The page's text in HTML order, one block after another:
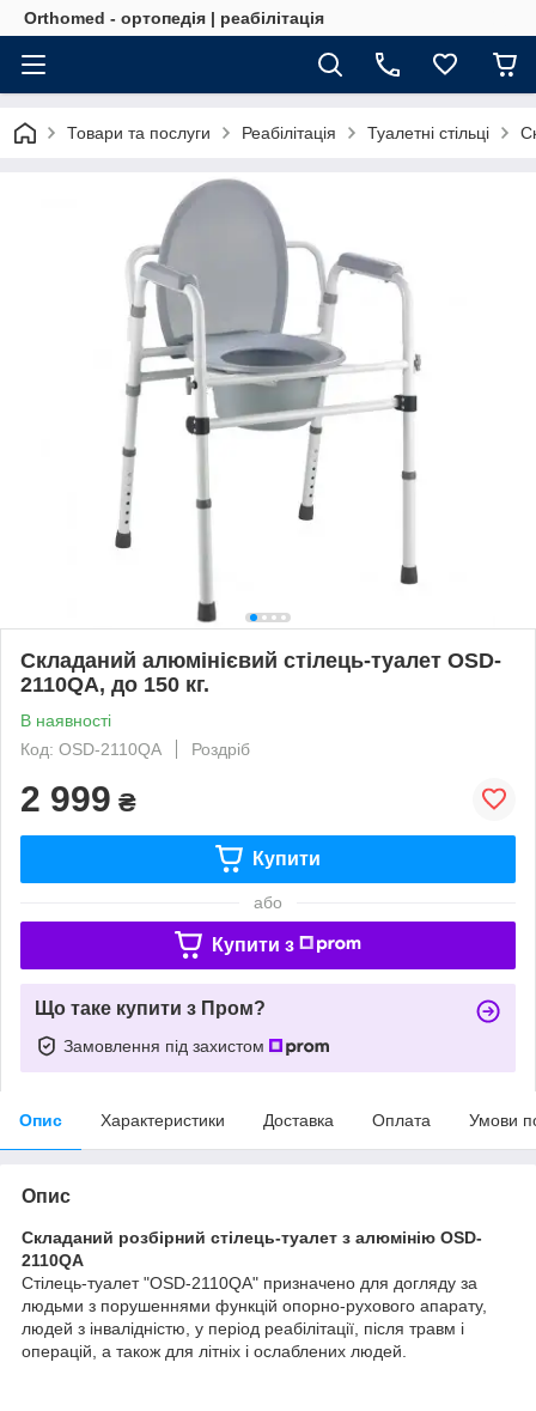
Orthomed - ортопедія | реабілітація
Товари та послуги Реабілітація Туалетні стільці
Складаний алюмінієвий стілець-туалет OSD-
2110QA, до 150 кг.
В наявності
Код: OSD-2110QA
Роздріб
2 999 ₴
Купити
або
Купити з
Що таке купити з Пром?
Замовлення під захистом
Опис Характеристики Доставка Оплата Умови
Опис
Складаний розбірний стілець-туалет з алюмінію OSD-
2110QA
Стілець-туалет "OSD-2110QA" призначено для догляду за
людьми з порушеннями функцій опорно-рухового апарату,
людей з інвалідністю, у період реабілітації, після травм і
операцій, а також для літніх і ослаблених людей.